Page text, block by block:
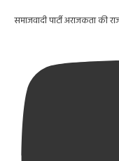
समाजवादी पार्टी अराजकता की